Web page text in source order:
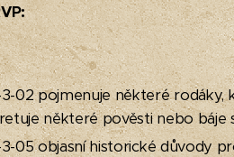
3-02 pojmenuje některé
některé pověsti nebo báje
3-05 objasní historické důvody